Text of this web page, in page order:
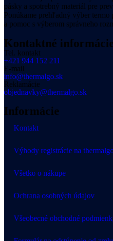
pásky a spotrebný materiál pre
Ponúkame prehľadný výber termo
a pomoc s výberom správneho
Kontaktné
Tel. kontakt
+421 944 152 211
E-mail
info@thermalgo.sk
Reklamácie
objednavky@thermalgo.sk
Informácie
Kontakt
Výhody registrácie na
Všetko o nákupe
Ochrana osobných údajov
Všeobecné obchodné